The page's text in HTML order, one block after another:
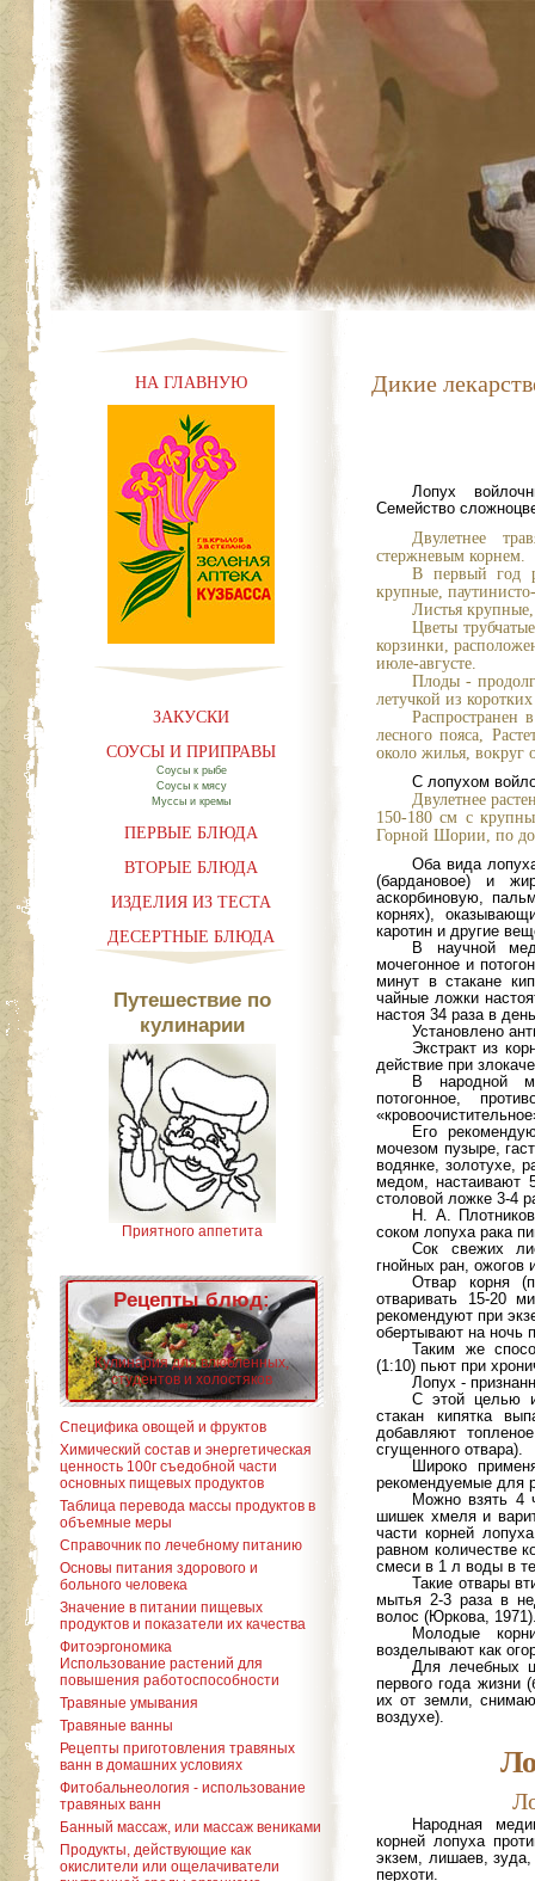
Дикие
Лопух
Семейство
Двулетнее
стержневым корнем.
В первый год
крупные,
Листья
Цветы
корзинки,
июле-августе.
Плоды -
летучкой из
Распространен
лесного пояса,
около жилья, вокруг
С лопухом
Двулетнее
150-180 см с
Горной Шории, по
Оба вида
(бардановое) и
аскорбиновую,
корнях),
каротин и другие
В научной
мочегонное и
минут в стакане
чайные ложки
настоя 34 раза в
Установлено
Экстракт из
действие при
В народной
потогонное,
Его
мочезом пузыре,
водянке, золотухе,
медом, настаивают
столовой ложке 3-4
Н. А.
соком лопуха рака
Сок свежих
гнойных ран, ожогов
Отвар корня
отваривать 15-20
рекомендуют при
обертывают на ночь
Таким же
(1:10) пьют при
Лопух -
С этой целью
стакан кипятка
добавляют
сгущенного отвара).
Широко
рекомендуемые для
Можно взять 4
шишек хмеля и
части корней
равном количестве
смеси в 1 л воды в
Такие отвары
мытья 2-3 раза в
волос (Юркова,
Молодые
возделывают как
Для лечебных
первого года жизни
их от земли,
воздухе).
Народная
корней лопуха
экзем, лишаев,
перхоти.
НА ГЛАВНУЮ
ЗАКУСКИ
СОУСЫ И ПРИПРАВЫ
Соусы к рыбе
Соусы к мясу
Муссы и кремы
ПЕРВЫЕ БЛЮДА
ВТОРЫЕ БЛЮДА
ИЗДЕЛИЯ ИЗ ТЕСТА
ДЕСЕРТНЫЕ БЛЮДА
Путешествие по
кулинарии
Приятного аппетита
Рецепты блюд:
Кулинария для влюбленных,
студентов и холостяков
Специфика овощей и фруктов
Химический состав и энергетическая
ценность 100г съедобной части
основных пищевых продуктов
Таблица перевода массы продуктов в
объемные меры
Справочник по лечебному питанию
Основы питания здорового и
больного человека
Значение в питании пищевых
продуктов и показатели их качества
Фитоэргономика
Использование растений для
повышения работоспособности
Травяные умывания
Травяные ванны
Рецепты приготовления травяных
ванн в домашних условиях
Фитобальнеология - использование
травяных ванн
Банный массаж, или массаж вениками
Продукты, действующие как
окислители или ощелачиватели